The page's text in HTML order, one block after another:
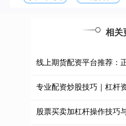
相关
线上期货配资平台推荐：
专业配资炒股技巧｜杠杆
股票买卖加杠杆操作技巧